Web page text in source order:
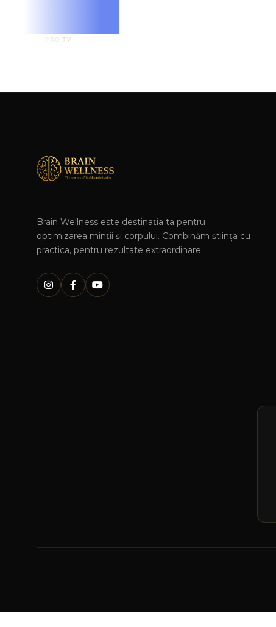
Brain Wellness este destinația ta pentru
optimizarea minții și corpului. Combinăm știința cu
practica, pentru rezultate extraordinare.